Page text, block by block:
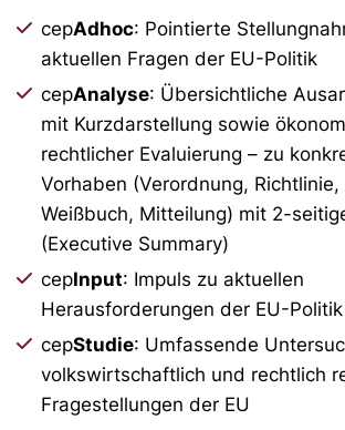
cepAdhoc: Pointierte
aktuellen Fragen der EU-Politik
cepAnalyse: Übersichtliche
mit Kurzdarstellung sowie
rechtlicher Evaluierung – zu
Vorhaben (Verordnung, Richtlinie,
Weißbuch, Mitteilung) mit 2-
(Executive Summary)
cepInput: Impuls zu aktuellen
Herausforderungen der EU-Politik
cepStudie: Umfassende
volkswirtschaftlich und rechtlich
Fragestellungen der EU